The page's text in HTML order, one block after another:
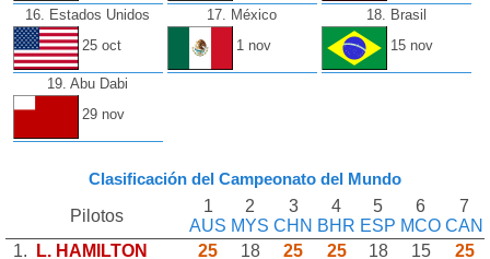
16. Estados Unidos
25 oct
17. México
1 nov
18. Brasil
15 nov
19. Abu Dabi
29 nov
Clasificación del Campeonato del Mundo
Pilotos
1
AUS
2
MYS
3
CHN
4
BHR
5
ESP
6
MCO
7
CAN
1.
L. HAMILTON 25 18 25 25 18 15
25